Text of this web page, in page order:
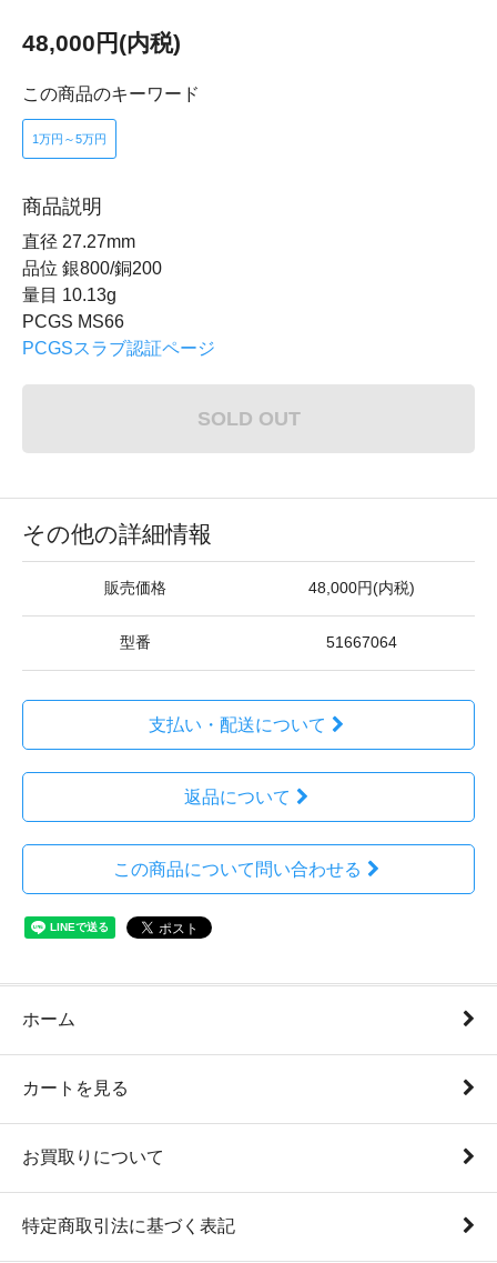
48,000円(内税)
この商品のキーワード
1万円～5万円
商品説明
直径 27.27mm
品位 銀800/銅200
量目 10.13g
PCGS MS66
PCGSスラブ認証ページ
SOLD OUT
その他の詳細情報
販売価格 48,000円(内税)
型番 51667064
支払い・配送について
返品について
この商品について問い合わせる
ホーム
カートを見る
お買取りについて
特定商取引法に基づく表記